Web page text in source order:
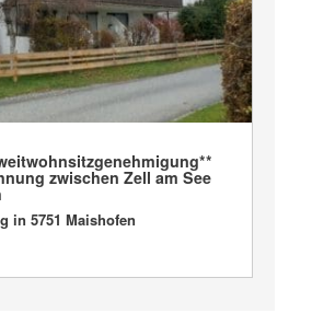
zwischen Zell am See
in 5751 Maishofen